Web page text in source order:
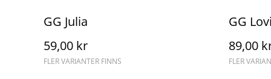
GG Julia
59,00 kr
FLER VARIANTER FINNS
GG
89,00
FLER